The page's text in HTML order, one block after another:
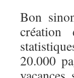
Bon
20.000